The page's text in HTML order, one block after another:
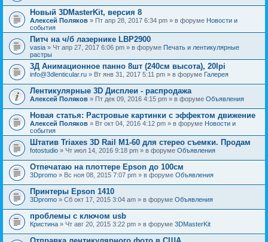
Новый 3DMasterKit, версия 8
Алексей Поляков » Пт апр 28, 2017 6:34 pm » в форуме Новости и
события
Питч на ч/б лазернике LBP2900
vasia » Чт апр 27, 2017 6:06 pm » в форуме Печать и лентикулярные
растры
3Д Анимационное панно 8шт (240см высота), 20lpi
info@3dlenticular.ru » Вт янв 31, 2017 5:11 pm » в форуме Галерея
Лентикулярные 3D Дисплеи - распродажа
Алексей Поляков » Пт дек 09, 2016 4:15 pm » в форуме Объявления
Новая статья: Растровые картинки с эффектом движение
Алексей Поляков » Вт окт 04, 2016 4:12 pm » в форуме Новости и
события
Штатив Triaxes 3D Rail M1-60 для стерео съемки. Продам
fotostudio » Чт июл 14, 2016 9:18 pm » в форуме Объявления
Отпечатаю на плоттере Epson до 100см
3Dpromo » Вс ноя 08, 2015 7:07 pm » в форуме Объявления
Принтеры Epson 1410
3Dpromo » Сб окт 17, 2015 3:04 am » в форуме Объявления
проблемы с ключом usb
Кристина » Чт авг 20, 2015 3:22 pm » в форуме 3DMasterKit
Отправка лентикулярного фото в США